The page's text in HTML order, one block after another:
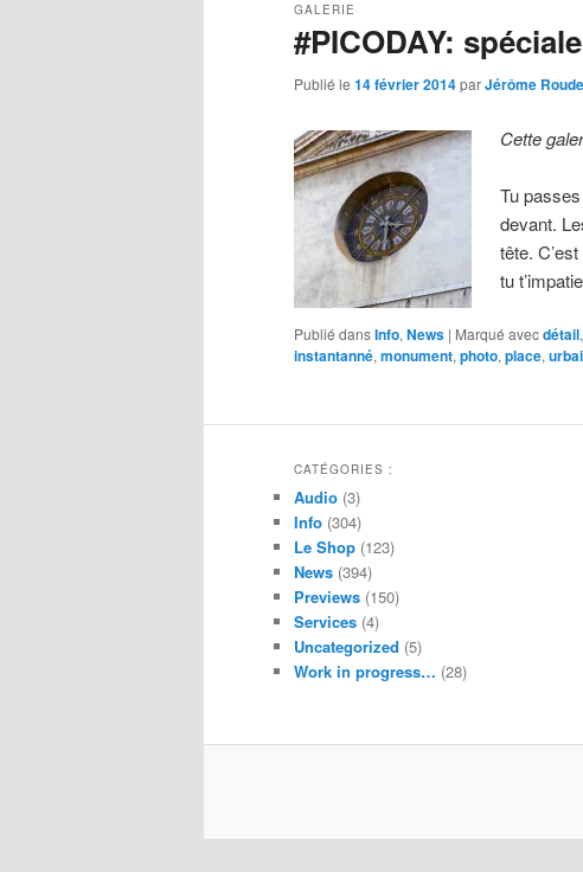
#PICODAY:
GALERIE
Publié le 14 février 2014parJérôme
Cette
Tu
devant.
tête.
tu
Publié dansInfo, News | Marqué avecdétail,
instantanné, monument, photo, place,
CATÉGORIES :
Audio (3)
Info (304)
Le Shop (123)
News (394)
Previews (150)
Services (4)
Uncategorized (5)
Work in progress… (28)